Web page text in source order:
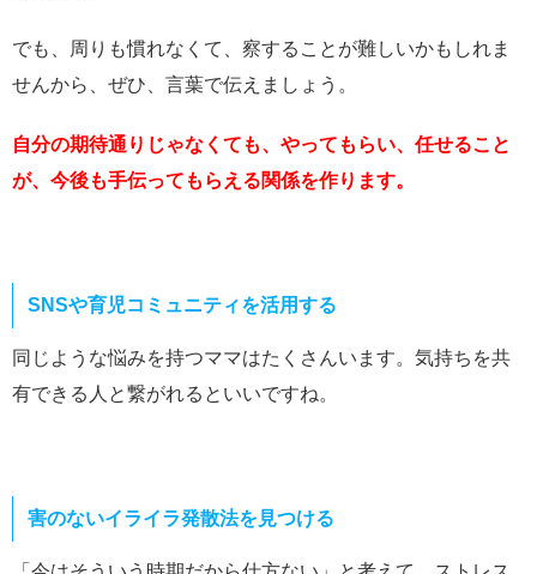
でも、周りも慣れなくて、察することが難しいかもしれま
せんから、ぜひ、言葉で伝えましょう。
自分の期待通りじゃなくても、やってもらい、任せること
が、今後も手伝ってもらえる関係を作ります。
SNSや育児コミュニティを活用する
同じような悩みを持つママはたくさんいます。気持ちを共
有できる人と繋がれるといいですね。
害のないイライラ発散法を見つける